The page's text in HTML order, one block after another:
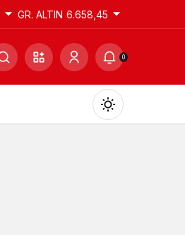
GR. ALTIN 6.658,45
0